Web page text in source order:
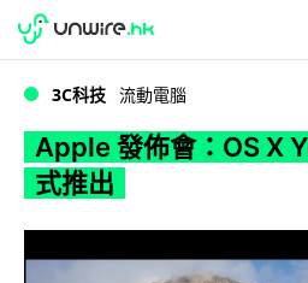
WWDC 2026
3C科技 流動電腦
Apple 發佈會：OS X
式推出